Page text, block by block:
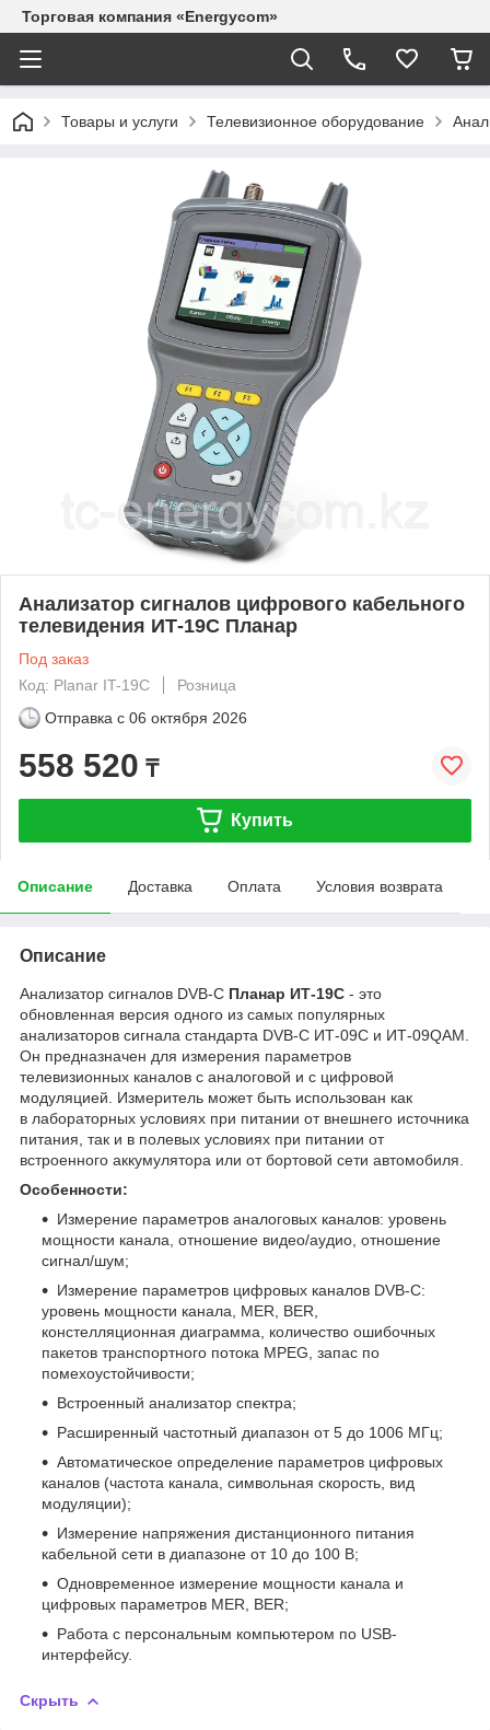
Торговая компания «Energycom»
Товары и услуги Телевизионное оборудование
Анализатор сигналов цифрового кабельного
телевидения ИТ-19C Планар
Под заказ
Код: Planar IT-19C
Розница
Отправка с 06 октября 2026
558 520 ₸
Купить
Описание Доставка Оплата Условия возврата
Описание
Анализатор сигналов DVB-C Планар ИТ-19C - это
обновленная версия одного из самых популярных
анализаторов сигнала стандарта DVB-C ИТ-09С и ИТ-09QAM.
Он предназначен для измерения параметров
телевизионных каналов с аналоговой и с цифровой
модуляцией. Измеритель может быть использован как
в лабораторных условиях при питании от внешнего источника
питания, так и в полевых условиях при питании от
встроенного аккумулятора или от бортовой сети автомобиля.
Особенности:
Измерение параметров аналоговых каналов: уровень
мощности канала, отношение видео/аудио, отношение
сигнал/шум;
Измерение параметров цифровых каналов DVB-C:
уровень мощности канала, MER, BER,
констелляционная диаграмма, количество ошибочных
пакетов транспортного потока MPEG, запас по
помехоустойчивости;
Встроенный анализатор спектра;
Расширенный частотный диапазон от 5 до 1006 МГц;
Автоматическое определение параметров цифровых
каналов (частота канала, символьная скорость, вид
модуляции);
Измерение напряжения дистанционного питания
кабельной сети в диапазоне от 10 до 100 В;
Одновременное измерение мощности канала и
цифровых параметров MER, BER;
Работа с персональным компьютером по USB-
интерфейсу.
Скрыть